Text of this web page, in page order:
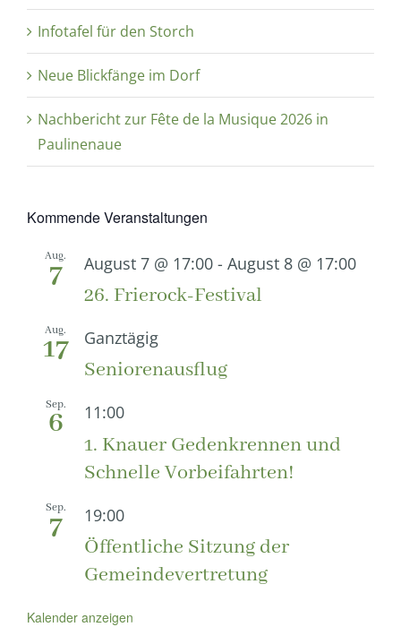
Infotafel für den Storch
Neue Blickfänge im Dorf
Nachbericht zur Fête de la Musique 2026 in
Paulinenaue
Kommende Veranstaltungen
Aug.
7 August 7 @ 17:00 - August 8 @ 17:00
26. Frierock-Festival
Aug.
17 Ganztägig
Seniorenausflug
Sep.
6 11:00
1. Knauer Gedenkrennen und
Schnelle Vorbeifahrten!
Sep.
7 19:00
Öffentliche Sitzung der
Gemeindevertretung
Kalender anzeigen